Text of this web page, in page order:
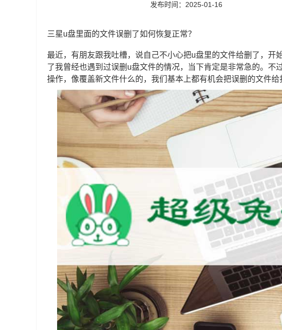
发布时间：2025-01-16
三星u盘里面的文件误删了如何恢复正常？
最近，有朋友跟我吐槽，说自己不小心把u盘里的文件给删了，开
了我曾经也遇到过误删u盘文件的情况，当下肯定是非常急的。不
操作，像覆盖新文件什么的，我们基本上都有机会把误删的文件给